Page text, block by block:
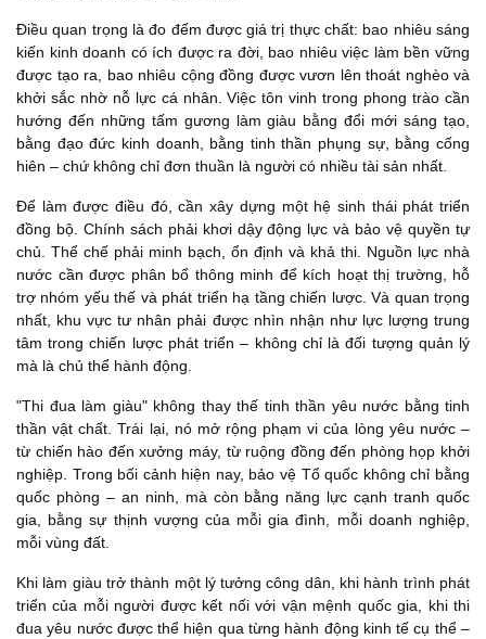
Điều quan trọng là đo đếm được giá trị thực chất: bao nhiêu sáng
kiến kinh doanh có ích được ra đời, bao nhiêu việc làm bền vững
được tạo ra, bao nhiêu cộng đồng được vươn lên thoát nghèo và
khởi sắc nhờ nỗ lực cá nhân. Việc tôn vinh trong phong trào cần
hướng đến những tấm gương làm giàu bằng đổi mới sáng tạo,
bằng đạo đức kinh doanh, bằng tinh thần phụng sự, bằng cống
hiên – chứ không chỉ đơn thuần là người có nhiều tài sản nhất.
Để làm được điều đó, cần xây dựng một hệ sinh thái phát triển
đồng bộ. Chính sách phải khơi dậy động lực và bảo vệ quyền tự
chủ. Thể chế phải minh bạch, ổn định và khả thi. Nguồn lực nhà
nước cần được phân bổ thông minh để kích hoạt thị trường, hỗ
trợ nhóm yếu thế và phát triển hạ tầng chiến lược. Và quan trọng
nhất, khu vực tư nhân phải được nhìn nhận như lực lượng trung
tâm trong chiến lược phát triển – không chỉ là đối tượng quản lý
mà là chủ thể hành động.
"Thi đua làm giàu" không thay thế tinh thần yêu nước bằng tinh
thần vật chất. Trái lại, nó mở rộng phạm vi của lòng yêu nước –
từ chiến hào đến xưởng máy, từ ruộng đồng đến phòng họp khởi
nghiệp. Trong bối cảnh hiện nay, bảo vệ Tổ quốc không chỉ bằng
quốc phòng – an ninh, mà còn bằng năng lực cạnh tranh quốc
gia, bằng sự thịnh vượng của mỗi gia đình, mỗi doanh nghiệp,
mỗi vùng đất.
Khi làm giàu trở thành một lý tưởng công dân, khi hành trình phát
triển của mỗi người được kết nối với vận mệnh quốc gia, khi thi
đua yêu nước được thể hiện qua từng hành động kinh tế cụ thể –